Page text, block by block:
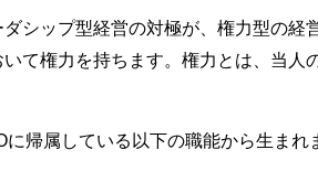
ダシップ型経営の対極が、権力型の
て権力を持ちます。権力とは、当人
に帰属している以下の職能から生まれ